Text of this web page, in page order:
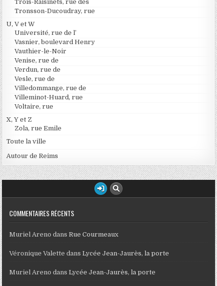
Trois-Raisinets, rue des
Tronsson-Ducoudray, rue
U, V et W
Université, rue de l’
Vasnier, boulevard Henry
Vauthier-le-Noir
Venise, rue de
Verdun, rue de
Vesle, rue de
Villedommange, rue de
Villeminot-Huard, rue
Voltaire, rue
X, Y et Z
Zola, rue Emile
Toute la ville
Autour de Reims
COMMENTAIRES RÉCENTS
Muriel Areno dansRue Courmeaux
Véronique Valette dansLycée Jean-Jaurès, la porte
Muriel Areno dansLycée Jean-Jaurès, la porte